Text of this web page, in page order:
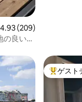
ュー209件、5つ星中
4.93 (209)
良いア
大好評の
ゲスト